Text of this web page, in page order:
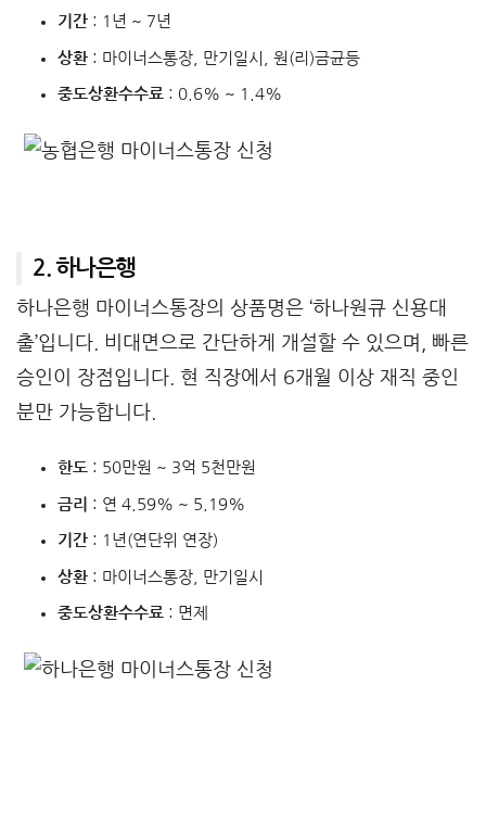
기간: 1년 ~ 7년
상환: 마이너스통장, 만기일시, 원(리)금균등
중도상환수수료: 0.6% ~ 1.4%
2. 하나은행
하나은행 마이너스통장의 상품명은 ‘하나원큐 신용대
출’입니다. 비대면으로 간단하게 개설할 수 있으며, 빠른
승인이 장점입니다. 현 직장에서 6개월 이상 재직 중인
분만 가능합니다.
한도: 50만원 ~ 3억 5천만원
금리 : 연 4.59% ~ 5.19%
기간: 1년(연단위 연장)
상환: 마이너스통장, 만기일시
중도상환수수료: 면제